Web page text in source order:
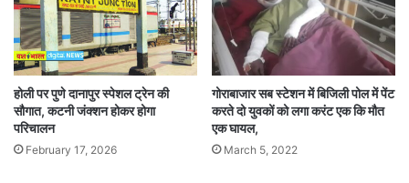
होली पर पुणे दानापुर स्पेशल ट्रेन की
सौगात, कटनी जंक्शन होकर होगा
परिचालन
February 17, 2026
गोराबाजार सब स्टेशन में बिजिली पोल में पेंट
करते दो युवकों को लगा करंट एक कि मौत
एक घायल,
March 5, 2022